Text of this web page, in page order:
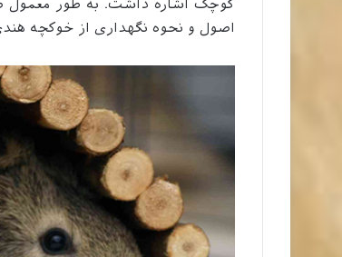
اصول و نحوه نگهداری از خوکچه هندی به 10 سال هم